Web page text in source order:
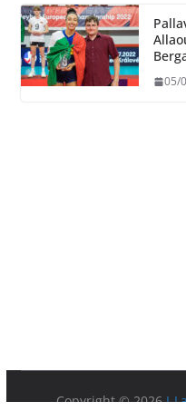
05/
Copyright © 2026I-